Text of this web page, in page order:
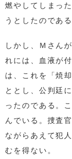
燃やしてしまっ
うとしたのである
しかし、Ｍさん
れには、血液が
は、これを「焼
ととし、公判廷
ったのである。
んでいる。捜査
ながらあえて犯
むを得ない。